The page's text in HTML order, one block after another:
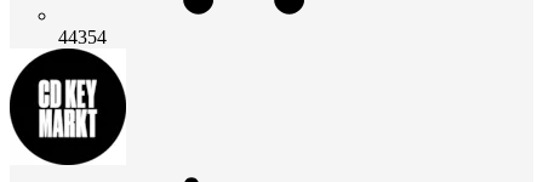
44354